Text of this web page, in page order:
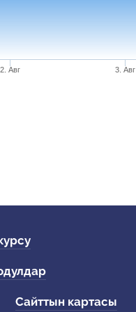
2. Авг 3. Авг
Сайттын картасы